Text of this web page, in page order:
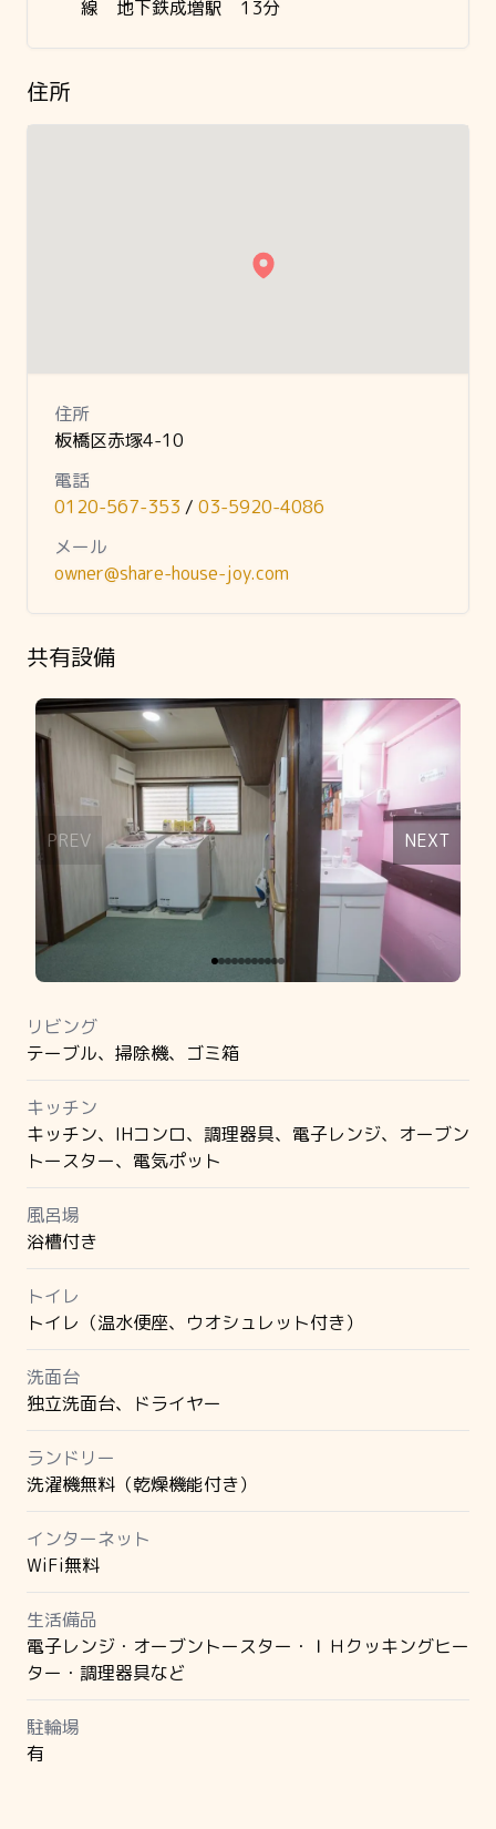
線 地下鉄成増駅 13分
住所
住所
板橋区赤塚4-10
電話
0120-567-353 / 03-5920-4086
メール
owner@share-house-joy.com
共有設備
Slide 1 of 11
PREV NEXT
リビング
テーブル、掃除機、ゴミ箱
キッチン
キッチン、IHコンロ、調理器具、電子レンジ、オーブン
トースター、電気ポット
風呂場
浴槽付き
トイレ
トイレ（温水便座、ウオシュレット付き）
洗面台
独立洗面台、ドライヤー
ランドリー
洗濯機無料（乾燥機能付き）
インターネット
WiFi無料
生活備品
電子レンジ・オーブントースター・ＩＨクッキングヒー
ター・調理器具など
駐輪場
有